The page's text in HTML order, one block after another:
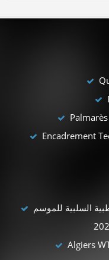
Encadrement
السلبية للموسم
Algiers